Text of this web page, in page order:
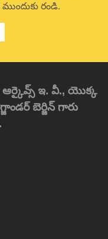
రండి.
ఆర్కైవ్స్ ఇ. వీ., యొక్క
బెర్జిన్ గారు